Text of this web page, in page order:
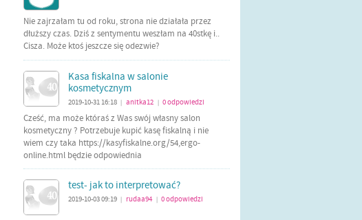
Nie zajrzałam tu od roku, strona nie działała przez
dłuższy czas. Dziś z sentymentu weszłam na 40stkę i..
Cisza. Może ktoś jeszcze się odezwie?
Kasa fiskalna w salonie
kosmetycznym
2019-10-31 16:18 anitka12 0odpowiedzi
Cześć, ma może któraś z Was swój własny salon
kosmetyczny ? Potrzebuje kupić kasę fiskalną i nie
wiem czy taka https://kasyfiskalne.org/54,ergo-
online.html będzie odpowiednia
test- jak to interpretować?
2019-10-03 09:19 rudaa94 0odpowiedzi